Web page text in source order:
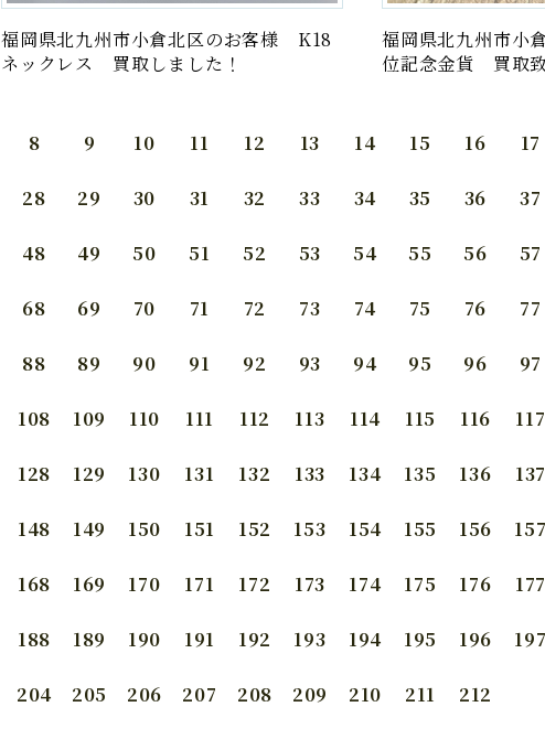
福岡県北九州市小倉北区のお客様 K18
ネックレス 買取しました！
福岡県北九州市小
位記念金貨 買取致
8 9 10 11 12 13 14 15 16 17
28 29 30 31 32 33 34 35 36 37
48 49 50 51 52 53 54 55 56 57
68 69 70 71 72 73 74 75 76 77
88 89 90 91 92 93 94 95 96 97
108 109 110 111 112 113 114 115 116 117
128 129 130 131 132 133 134 135 136 137
148 149 150 151 152 153 154 155 156 157
168 169 170 171 172 173 174 175 176 177
188 189 190 191 192 193 194 195 196 197
204 205 206 207 208 209 210 211 212